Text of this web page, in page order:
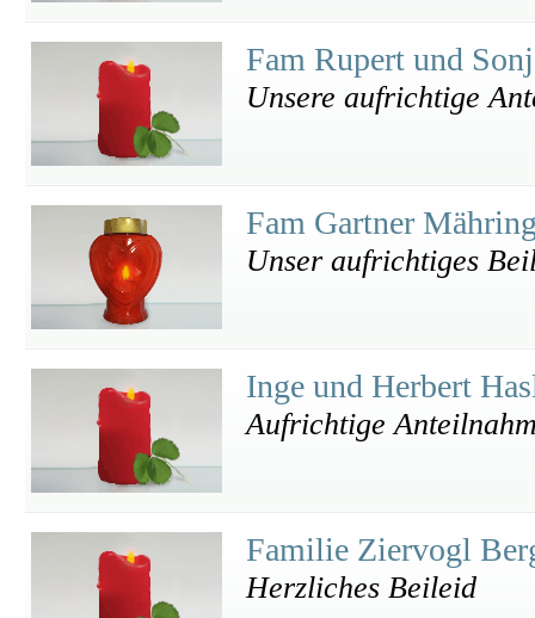
Fam Rupert und
Unsere aufrichtige
Fam Gartner
Unser aufrichtiges
Inge und Herbert
Aufrichtige
Familie Ziervogl
Herzliches Beileid